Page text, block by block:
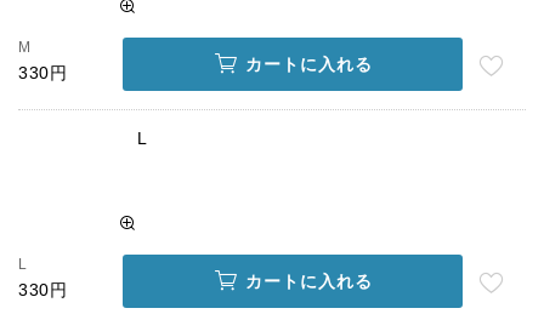
M
330円 カートに入れる
L
L
330円 カートに入れる